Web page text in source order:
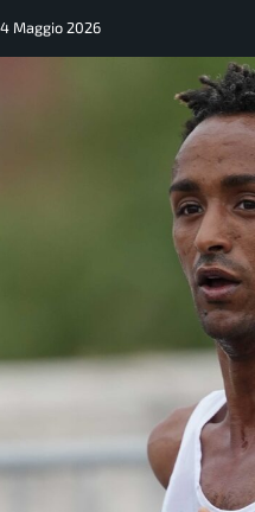
Maggio 2026